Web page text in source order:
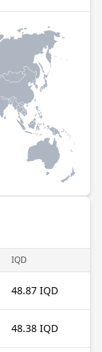
IQD
48.87 IQD
48.38 IQD